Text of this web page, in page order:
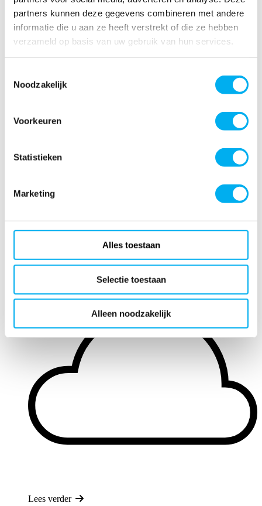
partners kunnen deze gegevens combineren met andere
informatie die u aan ze heeft verstrekt of die ze hebben
verzameld op basis van uw gebruik van hun services.
Noodzakelijk
Voorkeuren
Statistieken
Marketing
Alles toestaan
Selectie toestaan
Alleen noodzakelijk
Focus op uw core business met onze stabiele hosting. Alles is
uit uw handen terwijl achter de schermen alles goed wordt
geregeld.
Lees verder